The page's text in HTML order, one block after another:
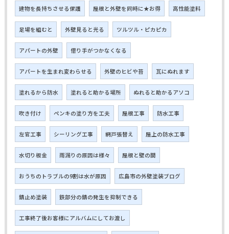
建物を長持ちさせる保護 屋根と外壁を同時に★お得 高性能塗料
足場を組むと 外壁見ると光る ツルツル・ピカピカ
アパートの外壁 借り手がつかなくなる
アパートを生まれ変わらせる 外壁のヒビや苔 瓦にぬれます
塗れるから防水 塗れると助かる場所 ぬれると助かるアソコ
吹き付け ペンキの塗り方を工夫 屋根工事 防水工事
左官工事 シーリング工事 網戸張替え 屋上の防水工事
水切り板金 雨漏りの原因は様々 屋根と壁の間
おうちのトラブルの9割は水が原因 広島市の外壁塗装ブログ
錆止め塗装 鉄部分の錆の発生を抑制できる
工事終了後お客様にアルバムにしてお渡し